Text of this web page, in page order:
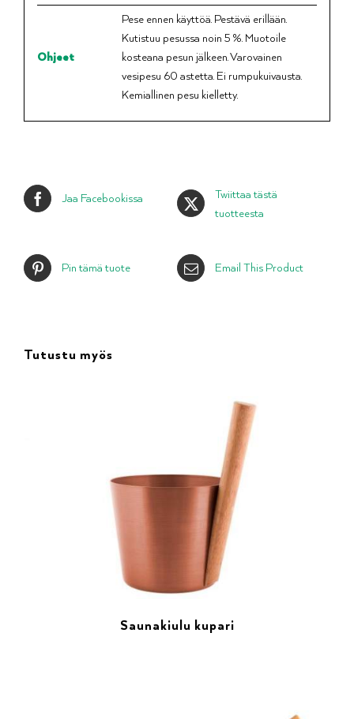
Ohjeet
Pese ennen käyttöä. Pestävä erillään.
Kutistuu pesussa noin 5 %. Muotoile
kosteana pesun jälkeen. Varovainen
vesipesu 60 astetta. Ei rumpukuivausta.
Kemiallinen pesu kielletty.
Jaa Facebookissa
Twiittaa tästä
tuotteesta
Pin tämä tuote Email This Product
Tutustu myös
Saunakiulu kupari